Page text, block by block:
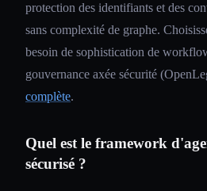
protection des identifiants et des
sans complexité de graphe.
besoin de sophistication de
gouvernance axée sécurité
complète.
Quel est le framework
sécurisé ?